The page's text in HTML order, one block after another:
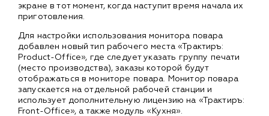
экране в тот момент, когда наступит время начала их
приготовления.
Для настройки использования монитора повара
добавлен новый тип рабочего места «Трактиръ:
Product-Office», где следует указать группу печати
(место производства), заказы которой будут
отображаться в мониторе повара. Монитор повара
запускается на отдельной рабочей станции и
использует дополнительную лицензию на «Трактиръ:
Front-Office», а также модуль «Кухня».